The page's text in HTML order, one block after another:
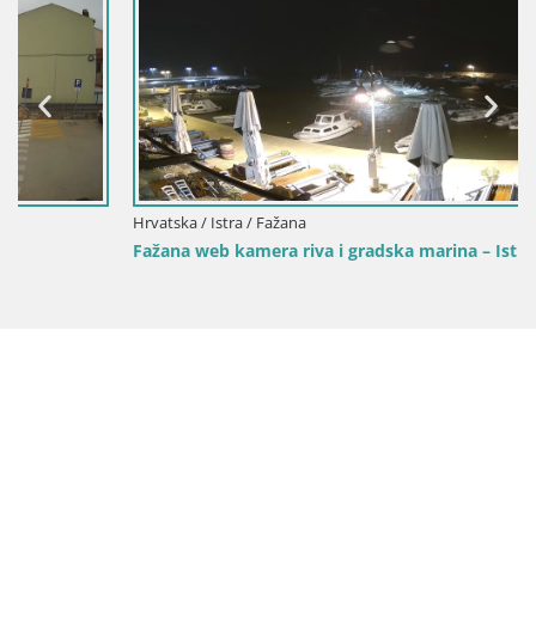
Hrvatska / Istra / Fažana
Fažana web kamera riva i gradska marina – Istra